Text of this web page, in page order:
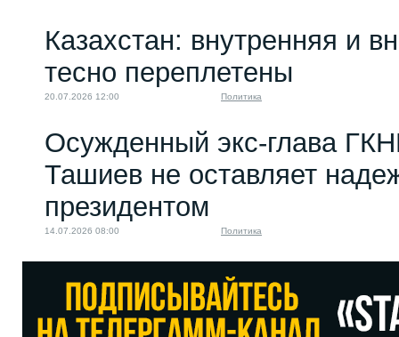
Казахстан: внутренняя и
тесно переплетены
20.07.2026 12:00 Политика
Осужденный экс-глава
Ташиев не оставляет
президентом
14.07.2026 08:00 Политика